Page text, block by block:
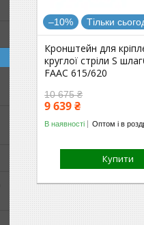
–10% Тільки
Кронштейн для
круглої стріли S
FAAC 615/620
10 675 ₴
9 639 ₴
В наявності Оптом і в
Купити